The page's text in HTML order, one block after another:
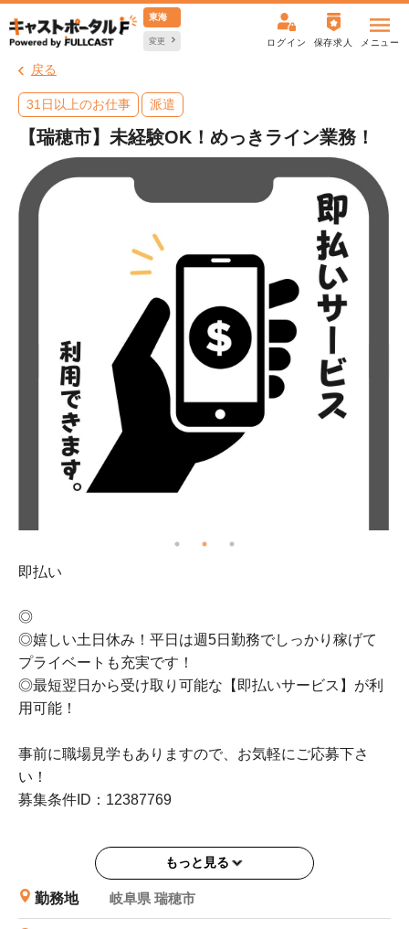
東海
変更 ログイン 保存求人 メニュー
戻る
31日以上のお仕事 派遣
【瑞穂市】未経験OK！めっきライン業務！
即払い
◎
◎嬉しい土日休み！平日は週5日勤務でしっかり稼げて
プライベートも充実です！
◎最短翌日から受け取り可能な【即払いサービス】が利
用可能！
事前に職場見学もありますので、お気軽にご応募下さ
い！
募集条件ID：12387769
■検索ワード■
日払い（または即払） 高時給 日勤 週5 土日祝休
み 車通勤可能 未経験歓迎 即払いサービス利用可
もっと見る
勤務地 岐阜県 瑞穂市